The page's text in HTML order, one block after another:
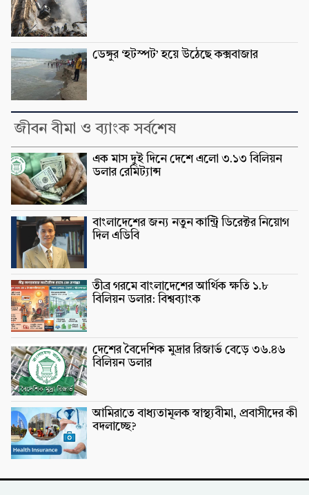
ডেঙ্গুর ‘হটস্পট’ হয়ে উঠেছে কক্সবাজার
জীবন বীমা ও ব্যাংক সর্বশেষ
এক মাস দুই দিনে দেশে এলো ৩.১৩ বিলিয়ন
ডলার রেমিট্যান্স
বাংলাদেশের জন্য নতুন কান্ট্রি ডিরেক্টর নিয়োগ
দিল এডিবি
তীব্র গরমে বাংলাদেশের আর্থিক ক্ষতি ১.৮
বিলিয়ন ডলার: বিশ্বব্যাংক
দেশের বৈদেশিক মুদ্রার রিজার্ভ বেড়ে ৩৬.৪৬
বিলিয়ন ডলার
আমিরাতে বাধ্যতামূলক স্বাস্থ্যবীমা, প্রবাসীদের কী
বদলাচ্ছে?